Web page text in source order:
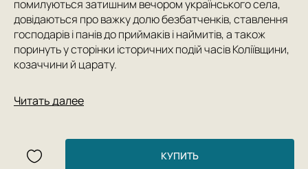
помилуються затишним вечором українського села,
довідаються про важку долю безбатченків, ставлення
господарів і панів до приймаків і наймитів, а також
поринуть у сторінки історичних подій часів Коліївщини,
козаччини й царату.
Author: Тарас Шевченко
Читать далее
КУПИТЬ